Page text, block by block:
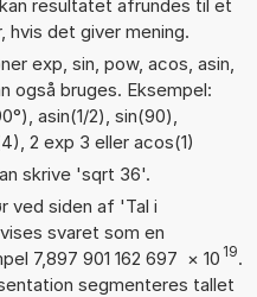
resultatet afrundes til et
hvis det giver mening.
exp, sin, pow, acos, asin,
også bruges. Eksempel:
asin(1/2), sin(90),
2 exp 3 eller acos(1)
skrive 'sqrt 36'.
ved siden af 'Tal i
svaret som en
7,897 901 162 697 × 10 19.
segmenteres tallet